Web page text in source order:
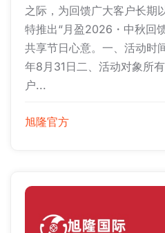
之际，为回馈广大客户长期
特推出“月盈2026・中秋回
共享节日心意。一、活动
年8月31日二、活动对象所
户...
旭隆官方